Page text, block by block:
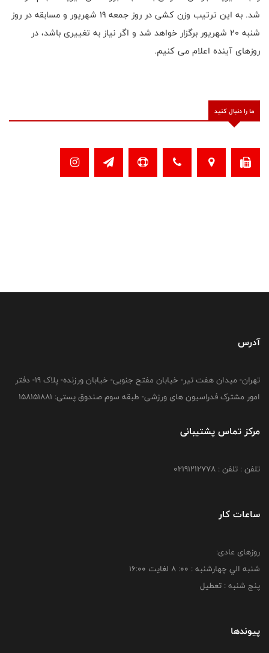
شد. به این ترتیب وزن کشی در روز جمعه 19 شهریور و مسابقه در روز
شنبه 20 شهریور برگزار خواهد شد و اگر نیاز به تغییری باشد، در
روزهای آینده اعلام می کنیم.
ما را دنبال کنید
آدرس
تهران- میدان هفت تیر- خیابان مفتح جنوبی- خیابان ورزنده- پلاک 19- دفتر
امور مشترک فدراسیون های ورزشی- طبقه سوم صندوق پستی: 158151881
مرکز تماس پشتیبانی
تلفن : تلفن : 02191212778
ساعات کار
روزهای عادی:
شنبه الي چهارشنبه : 00: 8 لغايت 16:00
پنج شنبه : تعطیل
پیوندها